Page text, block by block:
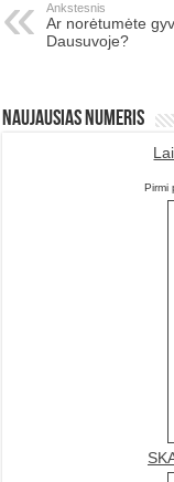
Ankstesnis
Ar norėtumėte
Dausuvoje?
Naujausias numeris
Pirmi